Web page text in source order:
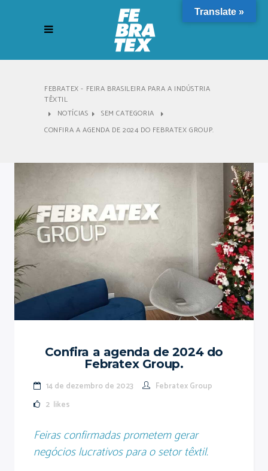
FEBRATEX - FEIRA BRASILEIRA PARA A INDÚSTRIA
TÊXTIL
NOTÍCIAS
SEM CATEGORIA
CONFIRA A AGENDA DE 2024 DO FEBRATEX GROUP.
Confira a agenda de 2024 do
Febratex Group.
14 de dezembro de 2023
Febratex Group
2 likes
Feiras confirmadas prometem gerar
negócios lucrativos para o setor têxtil.
Translate »